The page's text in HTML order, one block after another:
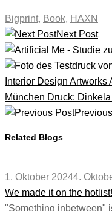
Bigprint, Book, HAXN
Next Post
Related Blogs
1. Oktober 20244.
We made it on the hotlist!
"Something inbetween"